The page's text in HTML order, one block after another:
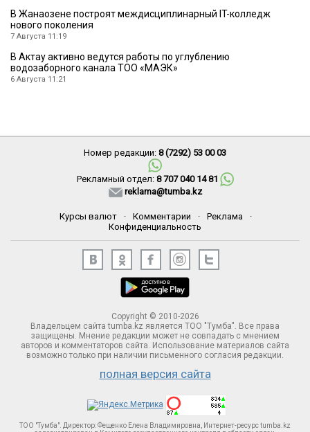
В Жанаозене построят междисциплинарный IT-колледж
нового поколения
7 Августа 11:19
В Актау активно ведутся работы по углублению
водозаборного канала ТОО «МАЭК»
6 Августа 11:21
Номер редакции: 8 (7292) 53 00 03
Рекламный отдел: 8 707 040 14 81
reklama@tumba.kz
Курсы валют · Комментарии · Реклама
·
Конфиденциальность
Copyright © 2010-2026
Владельцем сайта tumba.kz является ТОО "Тумба". Все права
защищены. Мнение редакции может не совпадать с мнением
авторов и комментаторов сайта. Использование материалов сайта
возможно только при наличии письменного согласия редакции.
полная версия сайта
ТОО "Тумба". Директор: Фещенко Елена Владимировна, Интернет-ресурс tumba.kz